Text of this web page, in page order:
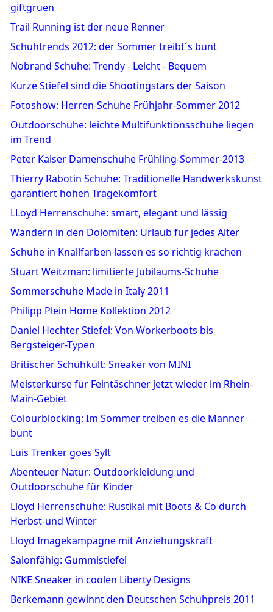
giftgruen
Trail Running ist der neue Renner
Schuhtrends 2012: der Sommer treibt´s bunt
Nobrand Schuhe: Trendy - Leicht - Bequem
Kurze Stiefel sind die Shootingstars der Saison
Fotoshow: Herren-Schuhe Frühjahr-Sommer 2012
Outdoorschuhe: leichte Multifunktionsschuhe liegen
im Trend
Peter Kaiser Damenschuhe Frühling-Sommer-2013
Thierry Rabotin Schuhe: Traditionelle Handwerkskunst
garantiert hohen Tragekomfort
LLoyd Herrenschuhe: smart, elegant und lässig
Wandern in den Dolomiten: Urlaub für jedes Alter
Schuhe in Knallfarben lassen es so richtig krachen
Stuart Weitzman: limitierte Jubiläums-Schuhe
Sommerschuhe Made in Italy 2011
Philipp Plein Home Kollektion 2012
Daniel Hechter Stiefel: Von Workerboots bis
Bergsteiger-Typen
Britischer Schuhkult: Sneaker von MINI
Meisterkurse für Feintäschner jetzt wieder im Rhein-
Main-Gebiet
Colourblocking: Im Sommer treiben es die Männer
bunt
Luis Trenker goes Sylt
Abenteuer Natur: Outdoorkleidung und
Outdoorschuhe für Kinder
Lloyd Herrenschuhe: Rustikal mit Boots & Co durch
Herbst-und Winter
Lloyd Imagekampagne mit Anziehungskraft
Salonfähig: Gummistiefel
NIKE Sneaker in coolen Liberty Designs
Berkemann gewinnt den Deutschen Schuhpreis 2011